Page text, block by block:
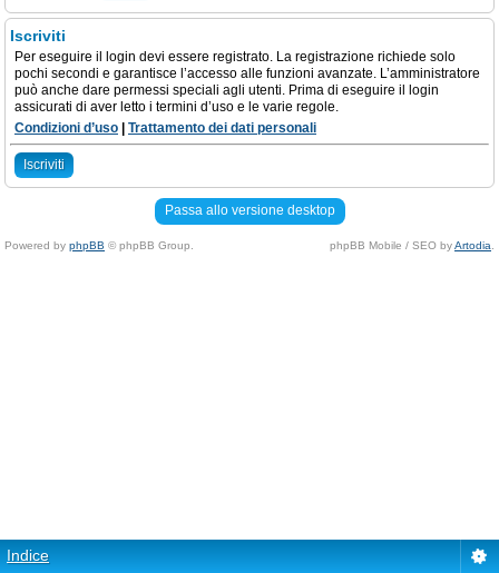
Iscriviti
Per eseguire il login devi essere registrato. La registrazione richiede solo
pochi secondi e garantisce l’accesso alle funzioni avanzate. L’amministratore
può anche dare permessi speciali agli utenti. Prima di eseguire il login
assicurati di aver letto i termini d’uso e le varie regole.
Condizioni d’uso
Trattamento dei dati personali
Iscriviti
Passa allo versione desktop
Powered by phpBB © phpBB Group. phpBB Mobile / SEO byArtodia
Indice